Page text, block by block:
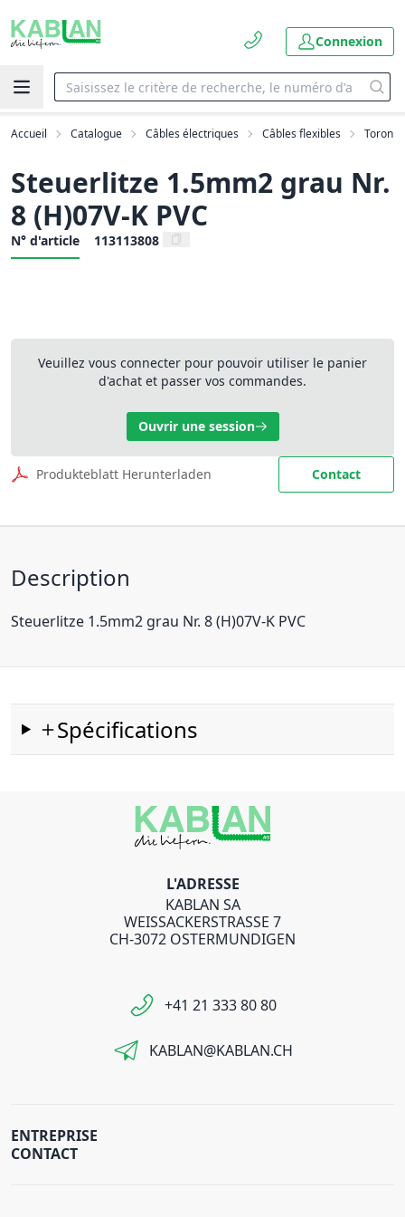
Connexion
Accueil Catalogue Câbles électriques Câbles flexibles Toron
Steuerlitze 1.5mm2 grau Nr.
8 (H)07V-K PVC
N° d'article 113113808
Veuillez vous connecter pour pouvoir utiliser le panier
d'achat et passer vos commandes.
Ouvrir une session
Produkteblatt Herunterladen Contact
Description
Steuerlitze 1.5mm2 grau Nr. 8 (H)07V-K PVC
Spécifications
L'ADRESSE
KABLAN SA
WEISSACKERSTRASSE 7
CH-3072 OSTERMUNDIGEN
+41 21 333 80 80
KABLAN@KABLAN.CH
ENTREPRISE
CONTACT